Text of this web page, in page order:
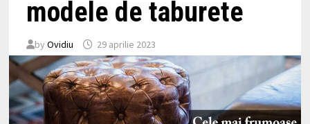
modele de taburete
by Ovidiu 29 aprilie 2023